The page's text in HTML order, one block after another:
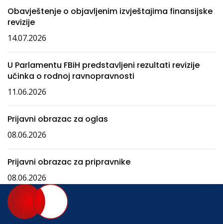
Obavještenje o objavljenim izvještajima finansijske
revizije
14.07.2026
U Parlamentu FBiH predstavljeni rezultati revizije
učinka o rodnoj ravnopravnosti
11.06.2026
Prijavni obrazac za oglas
08.06.2026
Prijavni obrazac za pripravnike
08.06.2026